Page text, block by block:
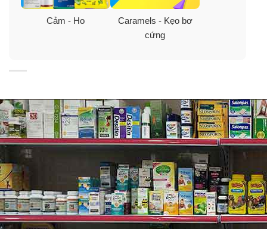
– Bấm để reseal đóng miệng bao lại.
Honey Lemon
Kẹo ngậm thông cổ Halls Cherry Triple Soothing
Action
Kẹo không đường hương bạc hà Halls
Cảm - Ho
Caramels - Kẹo bơ
cứng